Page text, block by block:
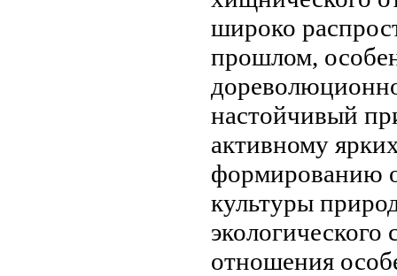
широко
прошлом,
настойчивый
активному
формированию
культуры
отношения